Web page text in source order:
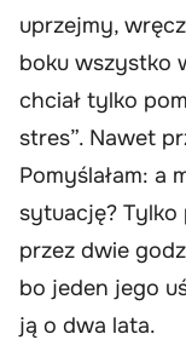
uprzejmy,
boku wszystko
chciał tylko
stres”. Nawet
Pomyślałam: a
sytuację? Tylko
przez dwie
bo jeden jego
ją o dwa lata.